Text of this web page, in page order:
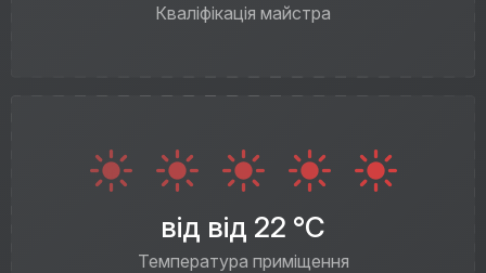
Кваліфікація майстра
від від 22 °C
Температура приміщення